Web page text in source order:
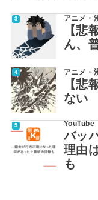
アニメ・
【悲
ん、
アニメ・
【悲
ない
YouTube
バッ
理由
も